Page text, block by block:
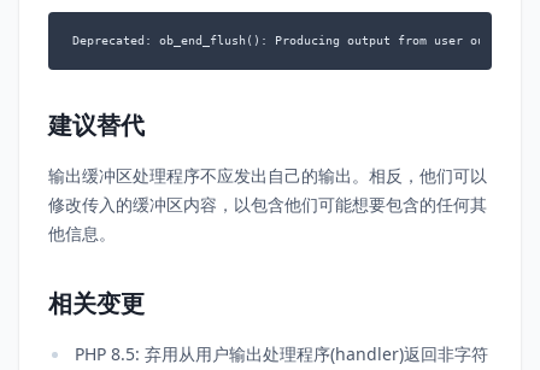
Deprecated: ob_end_flush(): Producing output from user
建议替代
输出缓冲区处理程序不应发出自己的输出。相反，他们可以
修改传入的缓冲区内容，以包含他们可能想要包含的任何其
他信息。
相关变更
PHP 8.5: 弃用从用户输出处理程序(handler)返回非字符